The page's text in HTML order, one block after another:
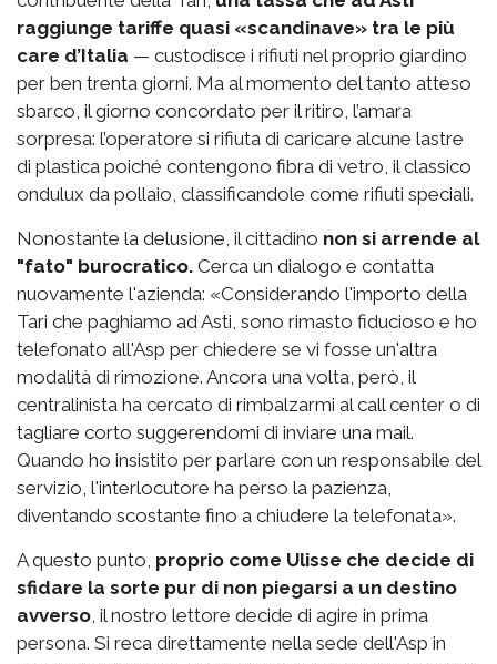
raggiunge tariffe quasi «scandinave» tra le più
care d’Italia — custodisce i rifiuti nel proprio giardino
per ben trenta giorni. Ma al momento del tanto atteso
sbarco, il giorno concordato per il ritiro, l’amara
sorpresa: l’operatore si rifiuta di caricare alcune lastre
di plastica poiché contengono fibra di vetro, il classico
ondulux da pollaio, classificandole come rifiuti speciali.
Nonostante la delusione, il cittadino non si arrende al
"fato" burocratico. Cerca un dialogo e contatta
nuovamente l'azienda: «Considerando l'importo della
Tari che paghiamo ad Asti, sono rimasto fiducioso e ho
telefonato all'Asp per chiedere se vi fosse un'altra
modalità di rimozione. Ancora una volta, però, il
centralinista ha cercato di rimbalzarmi al call center o di
tagliare corto suggerendomi di inviare una mail.
Quando ho insistito per parlare con un responsabile del
servizio, l'interlocutore ha perso la pazienza,
diventando scostante fino a chiudere la telefonata».
A questo punto, proprio come Ulisse che decide di
sfidare la sorte pur di non piegarsi a un destino
avverso, il nostro lettore decide di agire in prima
persona. Si reca direttamente nella sede dell'Asp in